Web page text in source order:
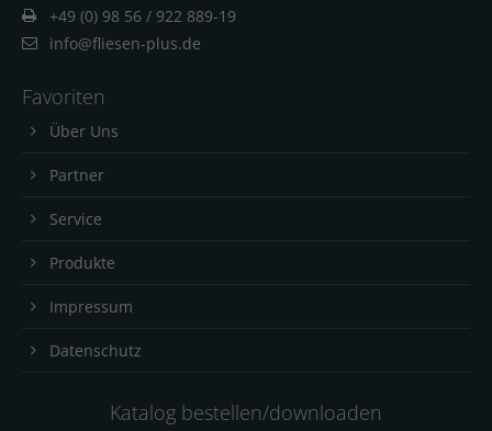
+49 (0) 98 56 / 922 889-19
info@fliesen-plus.de
Favoriten
Über Uns
Partner
Service
Produkte
Impressum
Datenschutz
Katalog bestellen/downloaden